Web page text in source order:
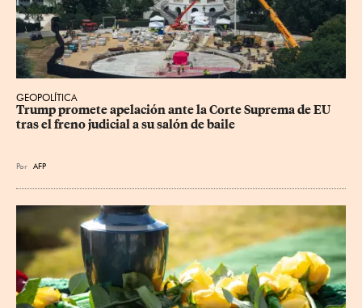
GEOPOLÍTICA
Trump promete apelación ante la Corte Suprema de EU
tras el freno judicial a su salón de baile
Por AFP